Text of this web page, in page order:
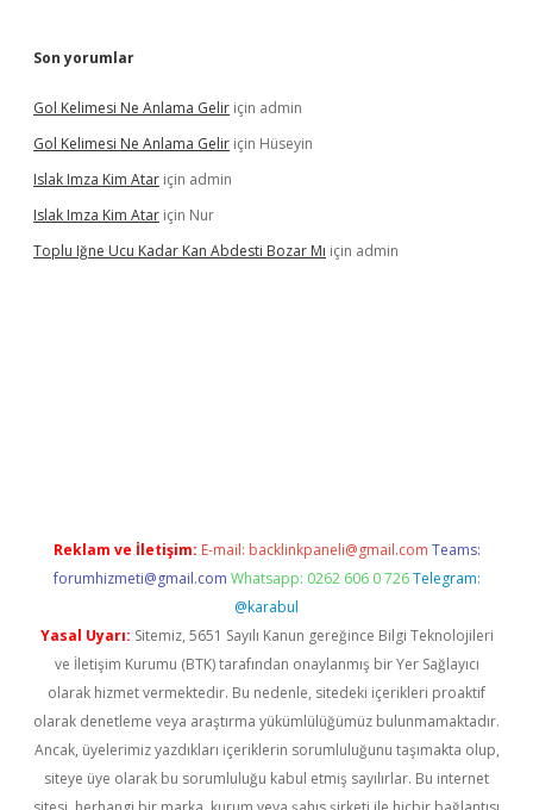
Son yorumlar
Gol Kelimesi Ne Anlama Gelir için admin
Gol Kelimesi Ne Anlama Gelir için Hüseyin
Islak Imza Kim Atar için admin
Islak Imza Kim Atar için Nur
Toplu Iğne Ucu Kadar Kan Abdesti Bozar Mı için admin
Reklam ve İletişim: E-mail: backlinkpaneli@gmail.com Teams:
forumhizmeti@gmail.com Whatsapp: 0262 606 0 726 Telegram:
@karabul
Yasal Uyarı: Sitemiz, 5651 Sayılı Kanun gereğince Bilgi Teknolojileri
ve İletişim Kurumu (BTK) tarafından onaylanmış bir Yer Sağlayıcı
olarak hizmet vermektedir. Bu nedenle, sitedeki içerikleri proaktif
olarak denetleme veya araştırma yükümlülüğümüz bulunmamaktadır.
Ancak, üyelerimiz yazdıkları içeriklerin sorumluluğunu taşımakta olup,
siteye üye olarak bu sorumluluğu kabul etmiş sayılırlar. Bu internet